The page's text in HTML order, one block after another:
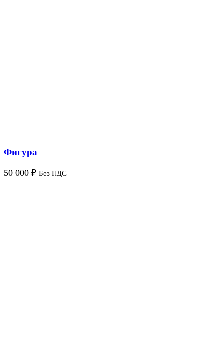
Фигура
50 000 ₽ Без НДС